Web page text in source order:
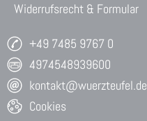
Widerrufsrecht & Formular
+49 7485 9767 0
4974548939600
kontakt@wuerzteufel.de
Cookies